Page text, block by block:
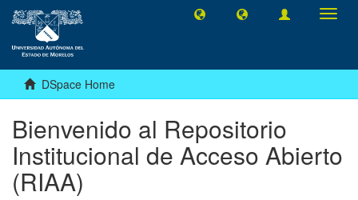
DSpace Home
Bienvenido al Repositorio
Institucional de Acceso Abierto
(RIAA)